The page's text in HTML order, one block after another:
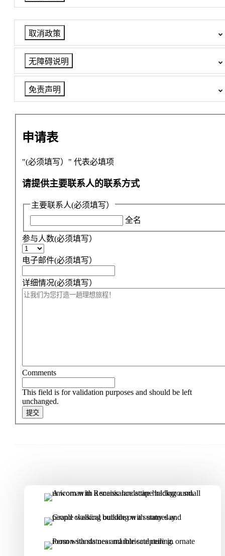
取消政策
无障碍说明
免责声明
申请表
"(必须填写） " 代表必填项
请提供主要联系人的联系方式
主要联系人(必须填写）
全名
参与人数(必须填写）
电子邮件(必须填写）
详细情况(必须填写）
Comments
This field is for validation purposes and should be left
unchanged.